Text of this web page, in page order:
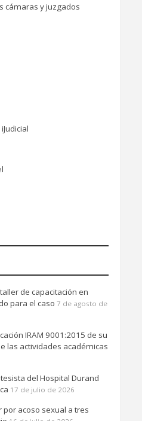
cámaras y juzgados
de capacitación en
para el caso 7 de agosto de
IRAM 9001:2015 de su
las actividades académicas
del Hospital Durand
17 de julio de 2026
acoso sexual a tres